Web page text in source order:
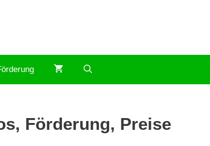
Förderung, Preise